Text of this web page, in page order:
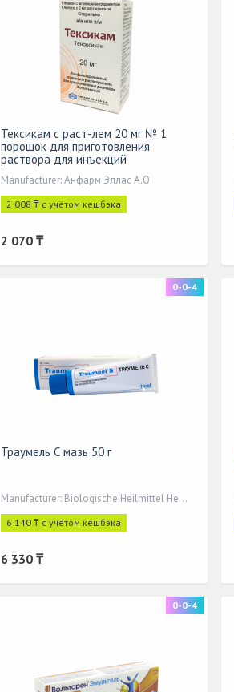
Тексикам с раст-лем 20 мг № 1
порошок для приготовления
раствора для инъекций
Manufacturer: Анфарм Эллас А.О
2 008 ₸ с учётом кешбэка
2 070 ₸
0-0-4
Траумель С мазь 50 г
Manufacturer: Biologische Heilmittel Heel GmbH
6 140 ₸ с учётом кешбэка
6 330 ₸
0-0-4